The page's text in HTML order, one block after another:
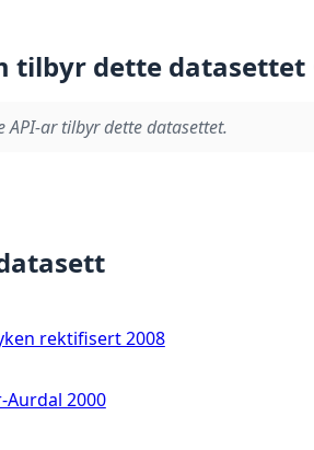
tilbyr dette datasettet
API-ar tilbyr dette datasettet.
rektifisert 2008
2000